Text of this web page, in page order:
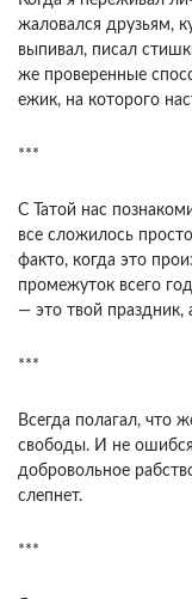
жаловался друзьям,
выпивал, писал
же проверенные
ежик, на которого
***
С Татой нас
все сложилось
факто, когда это
промежуток всего
— это твой
***
Всегда полагал, что
свободы. И не
добровольное
слепнет.
***